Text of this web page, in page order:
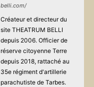
belli.com/
Créateur et directeur du
site THEATRUM BELLI
depuis 2006. Officier de
réserve citoyenne Terre
depuis 2018, rattaché au
35e régiment d'artillerie
parachutiste de Tarbes.